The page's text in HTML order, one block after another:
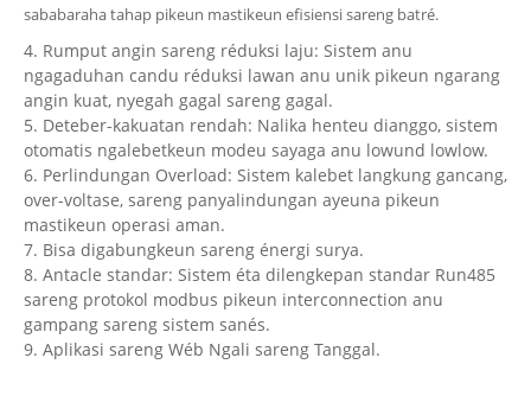
sababaraha tahap pikeun mastikeun efisiensi sareng batré.
4. Rumput angin sareng réduksi laju: Sistem anu
ngagaduhan candu réduksi lawan anu unik pikeun ngarang
angin kuat, nyegah gagal sareng gagal.
5. Deteber-kakuatan rendah: Nalika henteu dianggo, sistem
otomatis ngalebetkeun modeu sayaga anu lowund lowlow.
6. Perlindungan Overload: Sistem kalebet langkung gancang,
over-voltase, sareng panyalindungan ayeuna pikeun
mastikeun operasi aman.
7. Bisa digabungkeun sareng énergi surya.
8. Antacle standar: Sistem éta dilengkepan standar Run485
sareng protokol modbus pikeun interconnection anu
gampang sareng sistem sanés.
9. Aplikasi sareng Wéb Ngali sareng Tanggal.